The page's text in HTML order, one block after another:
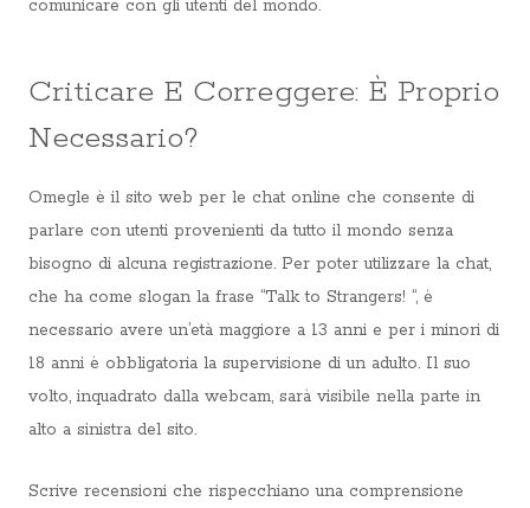
comunicare con gli utenti del mondo.
Criticare E Correggere: È Proprio
Necessario?
Omegle è il sito web per le chat online che consente di
parlare con utenti provenienti da tutto il mondo senza
bisogno di alcuna registrazione. Per poter utilizzare la chat,
che ha come slogan la frase “Talk to Strangers! “, è
necessario avere un’età maggiore a 13 anni e per i minori di
18 anni è obbligatoria la supervisione di un adulto. Il suo
volto, inquadrato dalla webcam, sarà visibile nella parte in
alto a sinistra del sito.
Scrive recensioni che rispecchiano una comprensione